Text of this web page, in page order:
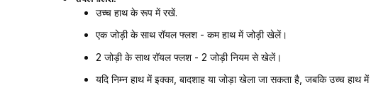
उच्च हाथ के रूप में रखें.
एक जोड़ी के साथ रॉयल फ्लश - कम हाथ में जोड़ी खेलें।
2 जोड़ी के साथ रॉयल फ्लश - 2 जोड़ी नियम से खेलें।
यदि निम्न हाथ में इक्का, बादशाह या जोड़ा खेला जा सकता है, जबकि उच्च